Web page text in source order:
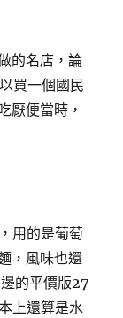
的名店，論
買一個國民
厭便當時，
用的是葡萄
，風味也還
的平價版27
上還算是水